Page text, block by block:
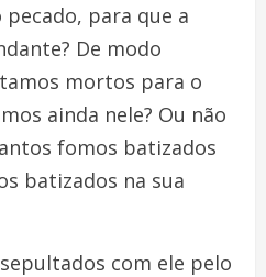
para que a
De modo
mortos para o
ainda nele? Ou não
fomos batizados
batizados na sua
com ele pelo